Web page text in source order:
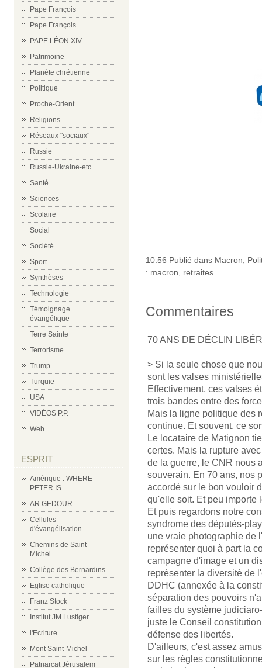
Pape François
Pape François
PAPE LÉON XIV
Patrimoine
Planète chrétienne
Politique
Proche-Orient
Religions
Réseaux "sociaux"
Russie
Russie-Ukraine-etc
Santé
Sciences
Scolaire
Social
Société
Sport
Synthèses
Technologie
Témoignage
évangélique
Terre Sainte
Terrorisme
Trump
Turquie
USA
VIDÉOS P.P.
Web
ESPRIT
Amérique : WHERE
PETER IS
AR GEDOUR
Cellules
d'évangélisation
Chemins de Saint
Michel
Collège des Bernardins
Eglise catholique
Franz Stock
Institut JM Lustiger
l'Ecriture
Mont Saint-Michel
Patriarcat Jérusalem
10:56 Publié dans Macron,
: macron, retraites
Commentaires
70 ANS DE DÉCLIN
> Si la seule chose que
sont les valses
Effectivement, ces valses
trois bandes entre des
Mais la ligne politique des
continue. Et souvent, ce
Le locataire de Matignon
certes. Mais la rupture
de la guerre, le CNR nous
souverain. En 70 ans, nos
accordé sur le bon vouloir
qu'elle soit. Et peu importe
Et puis regardons notre
syndrome des députés-
une vraie photographie de
représenter quoi à part la
campagne d'image et un
représenter la diversité de
DDHC (annexée à la
séparation des pouvoirs
failles du système
juste le Conseil
défense des libertés.
D'ailleurs, c'est assez
sur les règles